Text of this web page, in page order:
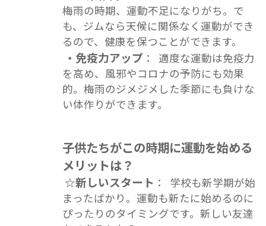
梅雨の時期、運動不足になりがち。で
も、ジムなら天候に関係なく運動ができ
るので、健康を保つことができます。
・ 免疫力アップ ： 適度な運動は免疫力
を高め、風邪やコロナの予防にも効果
的。梅雨のジメジメした季節にも負けな
い体作りができます。
子供たちがこの時期に運動を始める
メリットは？
☆新しいスタート ： 学校も新学期が始
まったばかり。運動も新たに始めるのに
ぴったりのタイミングです。新しい友達